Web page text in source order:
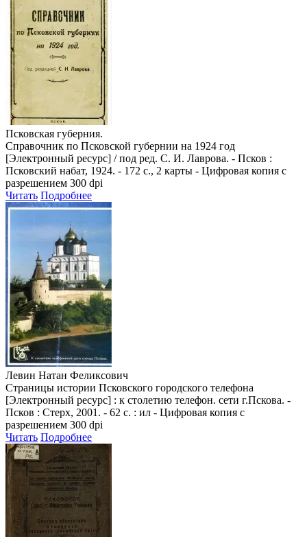
Псковская губерния.
Справочник по Псковской губернии на 1924 год
[Электронный ресурс] / под ред. С. И. Лаврова. - Псков :
Псковский набат, 1924. - 172 с., 2 карты - Цифровая копия с
разрешением 300 dpi
Читать Подробнее
Левин Натан Феликсович
Страницы истории Псковского городского телефона
[Электронный ресурс] : к столетию телефон. сети г.Пскова. -
Псков : Стерх, 2001. - 62 с. : ил - Цифровая копия с
разрешением 300 dpi
Читать Подробнее